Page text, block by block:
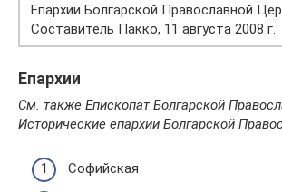
Епархии Болгарской Православной
Составитель Пакко, 11 августа 2008 г.
Епархии
См. также Епископат Болгарской
Исторические епархии Болгарской
Софийская